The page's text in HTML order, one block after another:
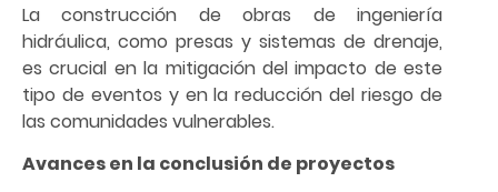
La construcción de obras de ingeniería
hidráulica, como presas y sistemas de drenaje,
es crucial en la mitigación del impacto de este
tipo de eventos y en la reducción del riesgo de
las comunidades vulnerables.
Avances en la conclusión de proyectos